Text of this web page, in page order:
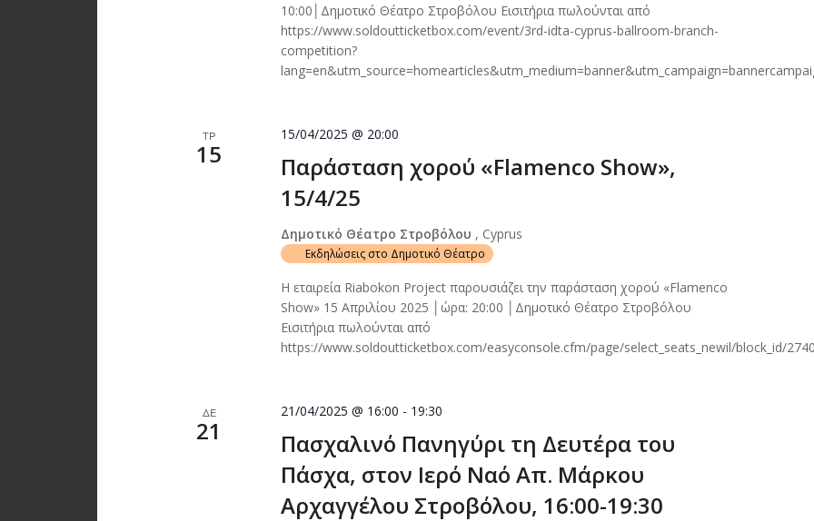
10:00│Δημοτικό Θέατρο Στροβόλου Εισιτήρια πωλούνται από
https://www.soldoutticketbox.com/event/3rd-idta-cyprus-ballroom-branch-
competition?
ΤΡ
15
Παράσταση χορού «Flamenco Show»,
15/4/25
15/04/2025 @ 20:00
Δημοτικό Θέατρο Στροβόλου , Cyprus
Εκδηλώσεις στο Δημοτικό Θέατρο
Η εταιρεία Riabokon Project παρουσιάζει την παράσταση χορού «Flamenco
Show» 15 Απριλίου 2025 │ώρα: 20:00 │Δημοτικό Θέατρο Στροβόλου
Εισιτήρια πωλούνται από
https://www.soldoutticketbox.com/easyconsole.cfm/page/select_seats_newil/block_id/
ΔΕ
21
Πασχαλινό Πανηγύρι τη Δευτέρα του
Πάσχα, στον Ιερό Ναό Απ. Μάρκου
Αρχαγγέλου Στροβόλου, 16:00-19:30
21/04/2025 @ 16:00 - 19:30